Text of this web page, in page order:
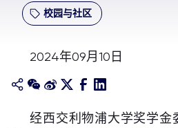
关于我们
校园与社区
2024年09月10日
经西交利物浦大学奖学金